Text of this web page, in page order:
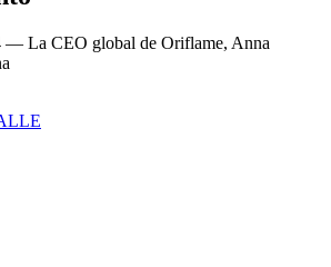
— La CEO global de Oriflame, Anna